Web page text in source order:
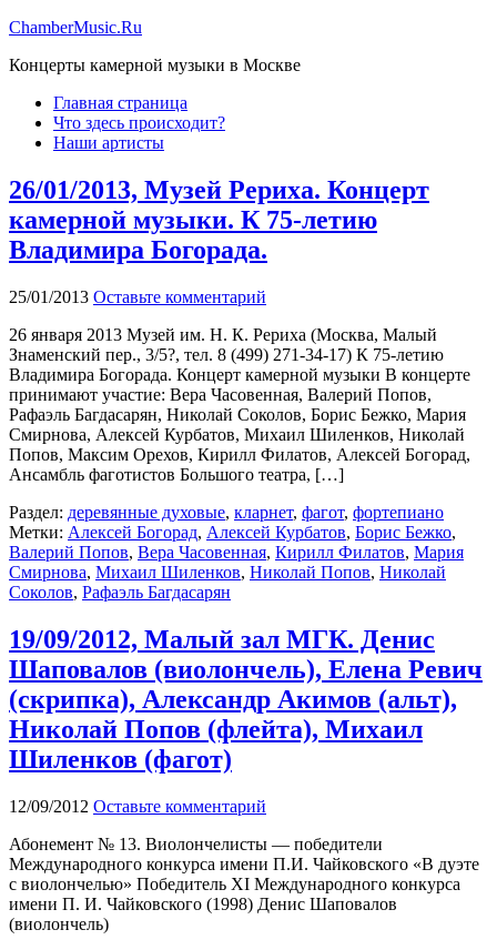
ChamberMusic.Ru
Концерты камерной музыки в Москве
Главная страница
Что здесь происходит?
Наши артисты
26/01/2013, Музей Рериха. Концерт
камерной музыки. К 75-летию
Владимира Богорада.
25/01/2013 Оставьте комментарий
26 января 2013 Музей им. Н. К. Рериха (Москва, Малый
Знаменский пер., 3/5?, тел. 8 (499) 271-34-17) К 75-летию
Владимира Богорада. Концерт камерной музыки В концерте
принимают участие: Вера Часовенная, Валерий Попов,
Рафаэль Багдасарян, Николай Соколов, Борис Бежко, Мария
Смирнова, Алексей Курбатов, Михаил Шиленков, Николай
Попов, Максим Орехов, Кирилл Филатов, Алексей Богорад,
Ансамбль фаготистов Большого театра, […]
Раздел: деревянные духовые, кларнет, фагот, фортепиано
Метки: Алексей Богорад, Алексей Курбатов, Борис Бежко,
Валерий Попов, Вера Часовенная, Кирилл Филатов, Мария
Смирнова, Михаил Шиленков, Николай Попов, Николай
Соколов, Рафаэль Багдасарян
19/09/2012, Малый зал МГК. Денис
Шаповалов (виолончель), Елена Ревич
(скрипка), Александр Акимов (альт),
Николай Попов (флейта), Михаил
Шиленков (фагот)
12/09/2012 Оставьте комментарий
Абонемент № 13. Виолончелисты — победители
Международного конкурса имени П.И. Чайковского «В дуэте
с виолончелью» Победитель XI Международного конкурса
имени П. И. Чайковского (1998) Денис Шаповалов
(виолончель)